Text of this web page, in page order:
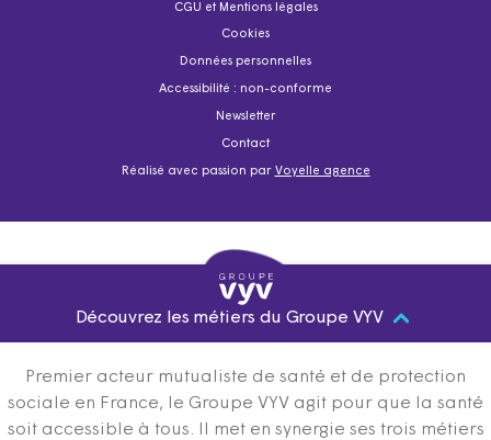
CGU et Mentions légales
Cookies
Données personnelles
Accessibilité : non-conforme
Newsletter
Contact
Réalisé avec passion par Voyelle agence
Découvrez les métiers du Groupe VYV
Premier acteur mutualiste de santé et de protection
sociale en France, le Groupe VYV agit pour que la santé
soit accessible à tous. Il met en synergie ses trois métiers